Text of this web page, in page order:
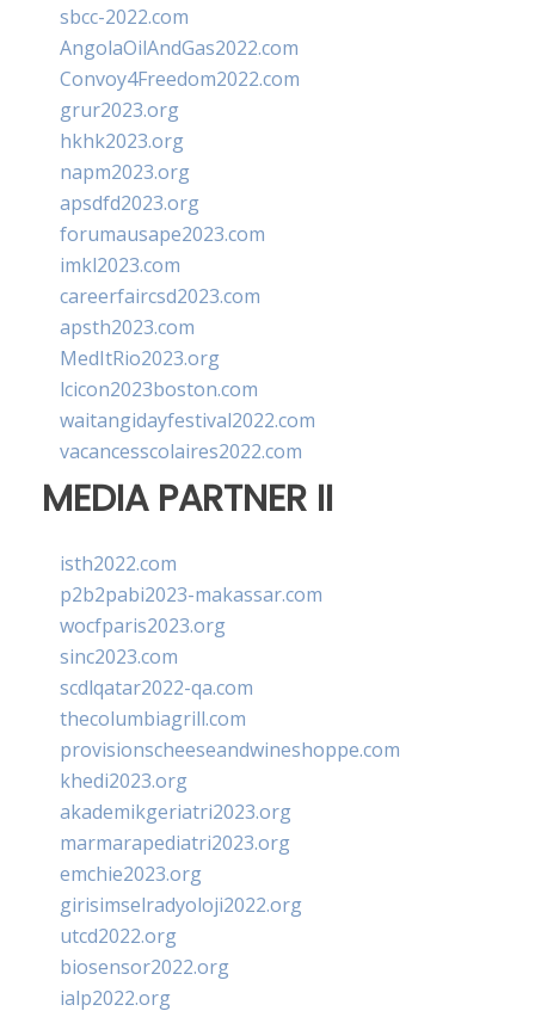
sbcc-2022.com
AngolaOilAndGas2022.com
Convoy4Freedom2022.com
grur2023.org
hkhk2023.org
napm2023.org
apsdfd2023.org
forumausape2023.com
imkl2023.com
careerfaircsd2023.com
apsth2023.com
MedItRio2023.org
lcicon2023boston.com
waitangidayfestival2022.com
vacancesscolaires2022.com
MEDIA PARTNER II
isth2022.com
p2b2pabi2023-makassar.com
wocfparis2023.org
sinc2023.com
scdlqatar2022-qa.com
thecolumbiagrill.com
provisionscheeseandwineshoppe.com
khedi2023.org
akademikgeriatri2023.org
marmarapediatri2023.org
emchie2023.org
girisimselradyoloji2022.org
utcd2022.org
biosensor2022.org
ialp2022.org